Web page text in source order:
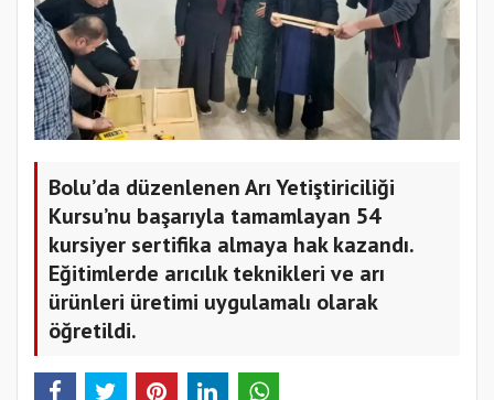
Bolu’da düzenlenen Arı Yetiştiriciliği
Kursu’nu başarıyla tamamlayan 54
kursiyer sertifika almaya hak kazandı.
Eğitimlerde arıcılık teknikleri ve arı
ürünleri üretimi uygulamalı olarak
öğretildi.